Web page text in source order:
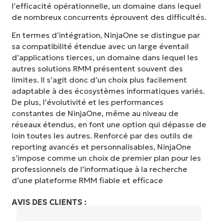
l’efficacité opérationnelle, un domaine dans lequel
de nombreux concurrents éprouvent des difficultés.
En termes d’intégration, NinjaOne se distingue par
sa compatibilité étendue avec un large éventail
d’applications tierces, un domaine dans lequel les
autres solutions RMM présentent souvent des
limites. Il s’agit donc d’un choix plus facilement
adaptable à des écosystèmes informatiques variés.
De plus, l’évolutivité et les performances
constantes de NinjaOne, même au niveau de
réseaux étendus, en font une option qui dépasse de
loin toutes les autres. Renforcé par des outils de
reporting avancés et personnalisables, NinjaOne
s’impose comme un choix de premier plan pour les
professionnels de l’informatique à la recherche
d’une plateforme RMM fiable et efficace
AVIS DES CLIENTS :